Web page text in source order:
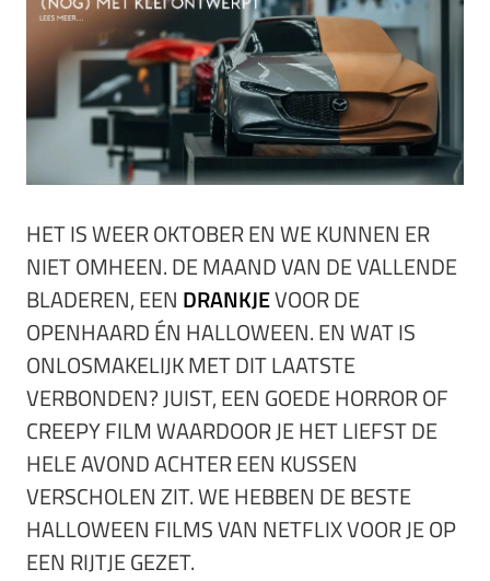
HET IS WEER OKTOBER EN WE KUNNEN ER
NIET OMHEEN. DE MAAND VAN DE VALLENDE
BLADEREN, EEN DRANKJEVOOR DE
OPENHAARD ÉN HALLOWEEN. EN WAT IS
ONLOSMAKELIJK MET DIT LAATSTE
VERBONDEN? JUIST, EEN GOEDE HORROR OF
CREEPY FILM WAARDOOR JE HET LIEFST DE
HELE AVOND ACHTER EEN KUSSEN
VERSCHOLEN ZIT. WE HEBBEN DE BESTE
HALLOWEEN FILMS VAN NETFLIX VOOR JE OP
EEN RIJTJE GEZET.